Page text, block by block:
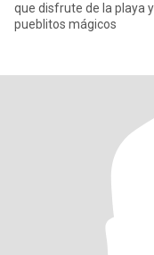
que disfrute de la playa
pueblitos mágicos